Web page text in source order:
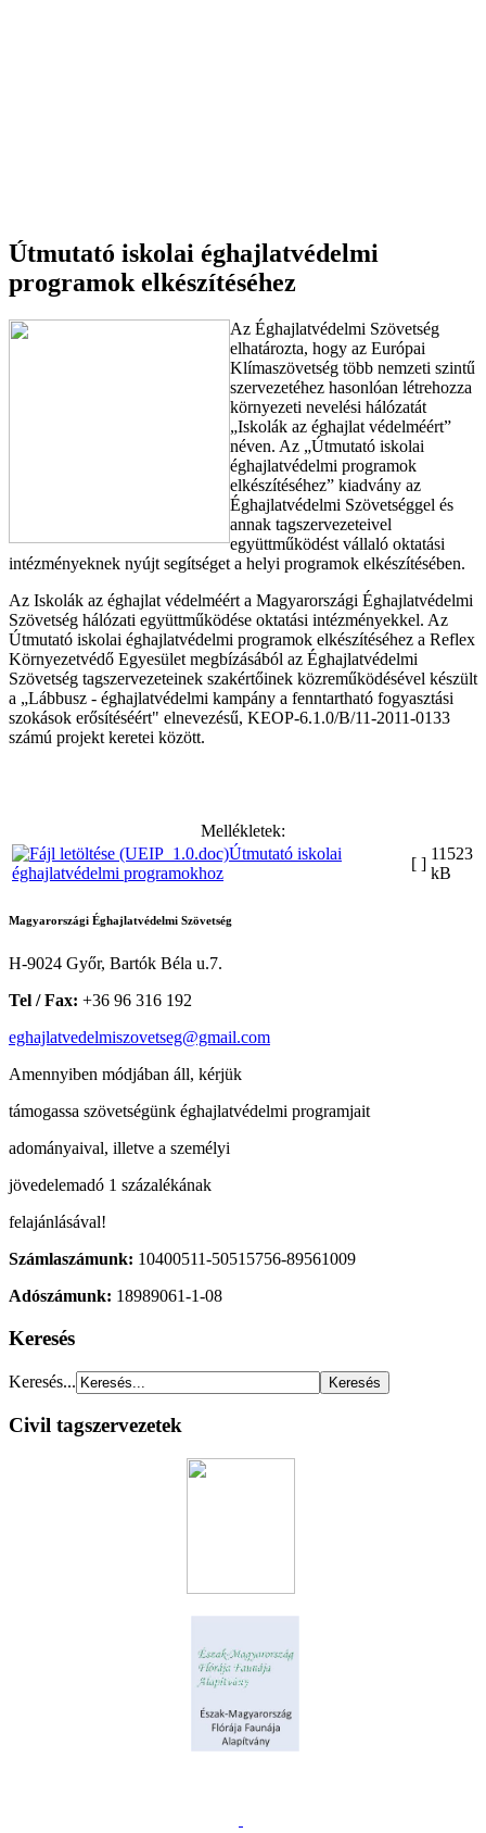
Útmutató iskolai éghajlatvédelmi
programok elkészítéséhez
Az Éghajlatvédelmi Szövetség
elhatározta, hogy az Európai
Klímaszövetség több nemzeti szintű
szervezetéhez hasonlóan létrehozza
környezeti nevelési hálózatát
„Iskolák az éghajlat védelméért”
néven. Az „Útmutató iskolai
éghajlatvédelmi programok
elkészítéséhez” kiadvány az
Éghajlatvédelmi Szövetséggel és
annak tagszervezeteivel
együttműködést vállaló oktatási
intézményeknek nyújt segítséget a helyi programok elkészítésében.
Az Iskolák az éghajlat védelméért a Magyarországi Éghajlatvédelmi
Szövetség hálózati együttműködése oktatási intézményekkel. Az
Útmutató iskolai éghajlatvédelmi programok elkészítéséhez a Reflex
Környezetvédő Egyesület megbízásából az Éghajlatvédelmi
Szövetség tagszervezeteinek szakértőinek közreműködésével készült
a „Lábbusz - éghajlatvédelmi kampány a fenntartható fogyasztási
szokások erősítéséért" elnevezésű, KEOP-6.1.0/B/11-2011-0133
számú projekt keretei között.
Mellékletek:
Útmutató iskolai
éghajlatvédelmi programokhoz
[ ]
11523
kB
Magyarországi Éghajlatvédelmi Szövetség
H-9024 Győr, Bartók Béla u.7.
Tel / Fax: +36 96 316 192
eghajlatvedelmiszovetseg@gmail.com
Amennyiben módjában áll, kérjük
támogassa szövetségünk éghajlatvédelmi programjait
adományaival, illetve a személyi
jövedelemadó 1 százalékának
felajánlásával!
Számlaszámunk: 10400511-50515756-89561009
Adószámunk: 18989061-1-08
Keresés
Keresés...
Civil tagszervezetek